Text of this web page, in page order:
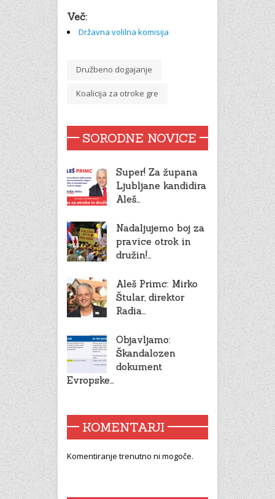
Več:
Državna volilna komisija
Družbeno dogajanje
Koalicija za otroke gre
SORODNE NOVICE
Super! Za župana
Ljubljane kandidira
Aleš…
Nadaljujemo boj za
pravice otrok in
družin!…
Aleš Primc: Mirko
Štular, direktor
Radia…
Objavljamo:
Škandalozen
dokument
Evropske…
KOMENTARJI
Komentiranje trenutno ni mogoče.